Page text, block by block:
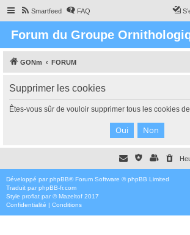
Smartfeed FAQ
Forum du Groupe
GONm FORUM
Supprimer les cookies
Êtes-vous sûr de vouloir supprimer tous les cookies
Développé par phpBB® Forum Software © phpBB Limited
Traduit par phpBB-fr.com
Style proflat par ©Mazeltof 2017
Confidentialité | Conditions